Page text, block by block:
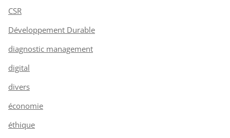
CSR
Développement Durable
diagnostic management
digital
divers
économie
éthique